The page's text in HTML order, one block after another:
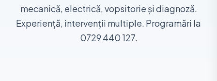
mecanică, electrică, vopsitorie și diagnoză.
Experiență, intervenții multiple. Programări la
0729 440 127.